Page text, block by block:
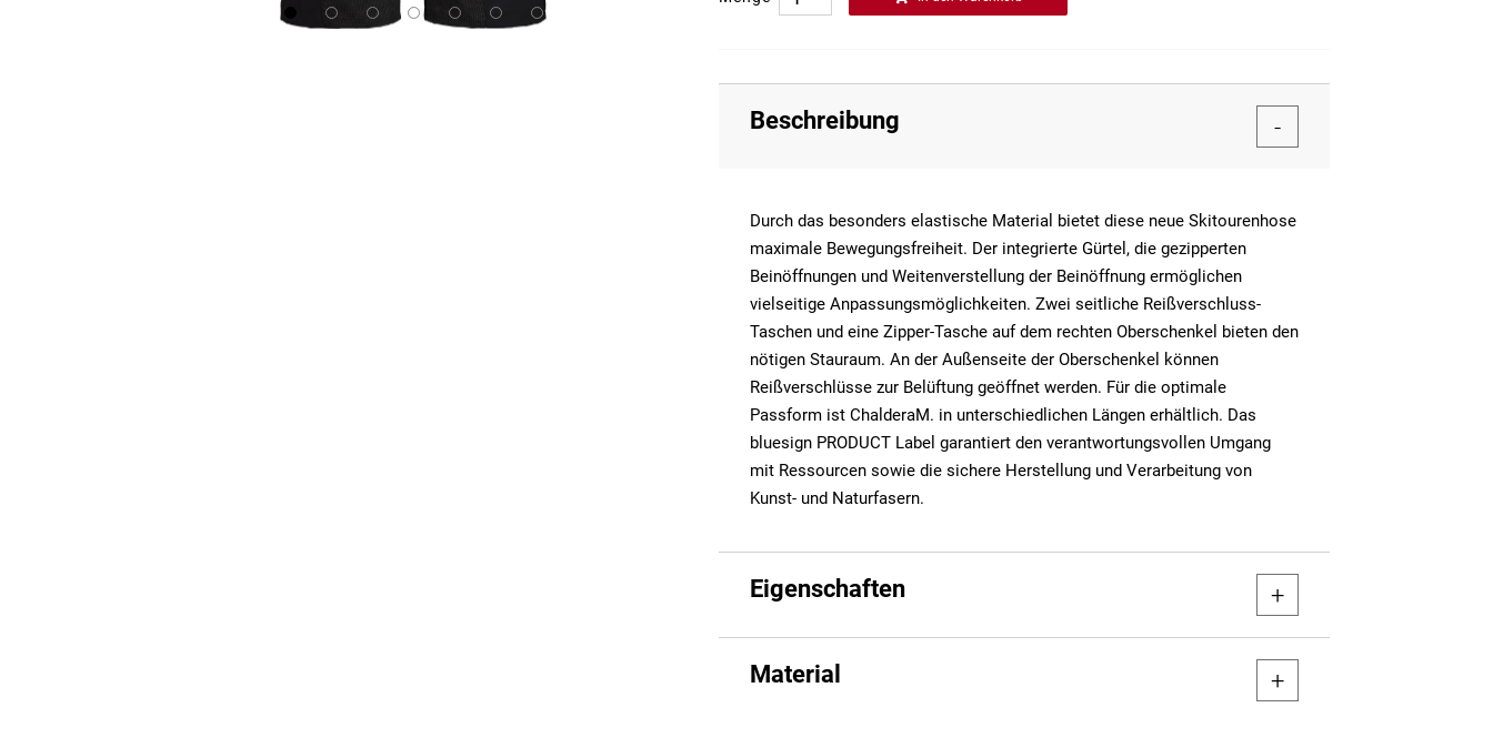
Beschreibung
Durch das besonders elastische Material bietet diese neue Skitourenhose
maximale Bewegungsfreiheit. Der integrierte Gürtel, die gezipperten
Beinöffnungen und Weitenverstellung der Beinöffnung ermöglichen
vielseitige Anpassungsmöglichkeiten. Zwei seitliche Reißverschluss-
Taschen und eine Zipper-Tasche auf dem rechten Oberschenkel bieten den
nötigen Stauraum. An der Außenseite der Oberschenkel können
Reißverschlüsse zur Belüftung geöffnet werden. Für die optimale
Passform ist ChalderaM. in unterschiedlichen Längen erhältlich. Das
bluesign PRODUCT Label garantiert den verantwortungsvollen Umgang
mit Ressourcen sowie die sichere Herstellung und Verarbeitung von
Kunst- und Naturfasern.
Eigenschaften
Material